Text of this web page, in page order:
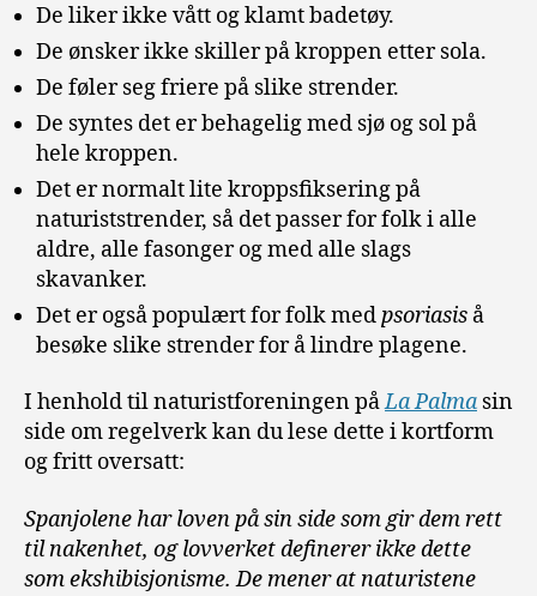
De liker ikke vått og klamt badetøy.
De ønsker ikke skiller på kroppen etter sola.
De føler seg friere på slike strender.
De syntes det er behagelig med sjø og sol på
hele kroppen.
Det er normalt lite kroppsfiksering på
naturiststrender, så det passer for folk i alle
aldre, alle fasonger og med alle slags
skavanker.
Det er også populært for folk medpsoriasis å
besøke slike strender for å lindre plagene.
I henhold til naturistforeningen påLa Palma sin
side om regelverk kan du lese dette i kortform
og fritt oversatt:
Spanjolene har loven på sin side som gir dem rett
til nakenhet, og lovverket definerer ikke dette
som ekshibisjonisme. De mener at naturistene